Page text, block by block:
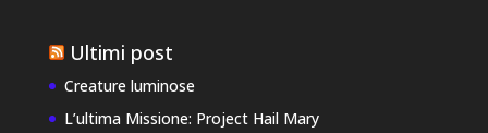
Ultimi post
Creature luminose
L’ultima Missione: Project Hail Mary